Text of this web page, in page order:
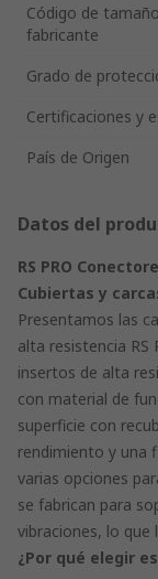
Código de
fabricante
Grado de
Certificaciones y
País de Origen
Datos del
RS PRO
Cubiertas y
Presentamos las
alta resistencia RS
insertos de alta
con material de
superficie con
rendimiento y una
varias opciones
se fabrican para
vibraciones, lo que
¿Por qué elegir